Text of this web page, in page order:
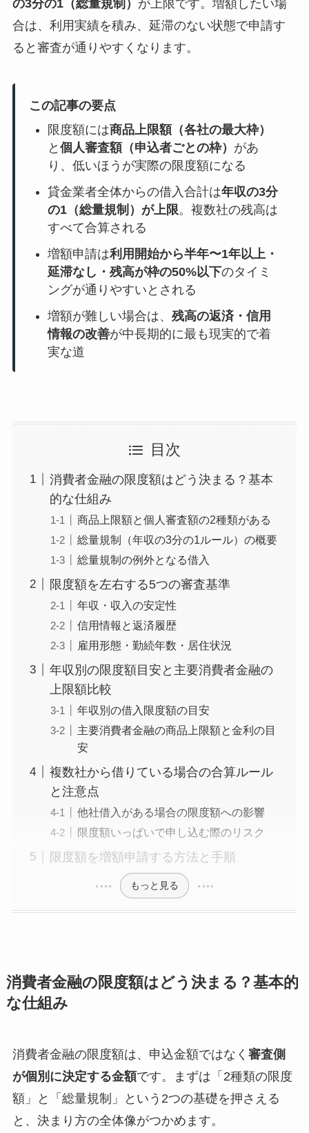
の3分の1（総量規制） が上限です。増額したい場
合は、利用実績を積み、延滞のない状態で申請す
ると審査が通りやすくなります。
この記事の要点
限度額には商品上限額（各社の最大枠）
と 個人審査額（申込者ごとの枠） があ
り、低いほうが実際の限度額になる
貸金業者全体からの借入合計は年収の3分
の1（総量規制）が上限。複数社の残高は
すべて合算される
増額申請は利用開始から半年〜1年以上・
延滞なし・残高が枠の50%以下のタイミ
ングが通りやすいとされる
増額が難しい場合は、 残高の返済・信用
情報の改善が中長期的に最も現実的で着
実な道
目次
消費者金融の限度額はどう決まる？基本
的な仕組み
商品上限額と個人審査額の2種類がある
総量規制（年収の3分の1ルール）の概要
総量規制の例外となる借入
限度額を左右する5つの審査基準
年収・収入の安定性
信用情報と返済履歴
雇用形態・勤続年数・居住状況
年収別の限度額目安と主要消費者金融の
上限額比較
年収別の借入限度額の目安
主要消費者金融の商品上限額と金利の目
安
複数社から借りている場合の合算ルール
と注意点
他社借入がある場合の限度額への影響
限度額いっぱいで申し込む際のリスク
限度額を増額申請する方法と手順
もっと見る
消費者金融の限度額はどう決まる？基本的
な仕組み
消費者金融の限度額は、申込金額ではなく 審査側
が個別に決定する金額です。まずは「2種類の限度
額」と「総量規制」という2つの基礎を押さえる
と、決まり方の全体像がつかめます。